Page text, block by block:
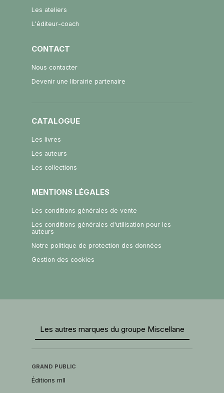
Les ateliers
L'éditeur-coach
CONTACT
Nous contacter
Devenir une librairie partenaire
CATALOGUE
Les livres
Les auteurs
Les collections
MENTIONS LÉGALES
Les conditions générales de vente
Les conditions générales d'utilisation pour les
auteurs
Notre politique de protection des données
Gestion des cookies
Les autres marques du groupe Miscellane
GRAND PUBLIC
Éditions mll